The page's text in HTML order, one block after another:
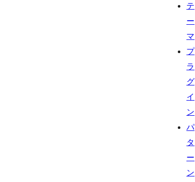
テ
ー
マ
プ
ラ
グ
イ
ン
パ
タ
ー
ン